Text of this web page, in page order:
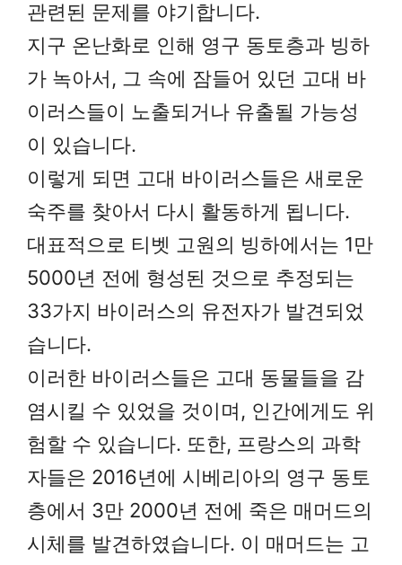
관련된 문제를 야기합니다.
지구 온난화로 인해 영구 동토층과 빙하
가 녹아서, 그 속에 잠들어 있던 고대 바
이러스들이 노출되거나 유출될 가능성
이 있습니다.
이렇게 되면 고대 바이러스들은 새로운
숙주를 찾아서 다시 활동하게 됩니다.
대표적으로 티벳 고원의 빙하에서는 1만
5000년 전에 형성된 것으로 추정되는
33가지 바이러스의 유전자가 발견되었
습니다.
이러한 바이러스들은 고대 동물들을 감
염시킬 수 있었을 것이며, 인간에게도 위
험할 수 있습니다. 또한, 프랑스의 과학
자들은 2016년에 시베리아의 영구 동토
층에서 3만 2000년 전에 죽은 매머드의
시체를 발견하였습니다. 이 매머드는 고